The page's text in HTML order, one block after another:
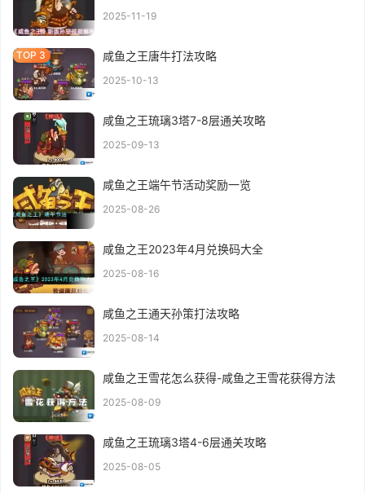
2025-11-19
咸鱼之王唐牛打法攻略
2025-10-13
咸鱼之王琉璃3塔7-8层通关攻略
2025-09-13
咸鱼之王端午节活动奖励一览
2025-08-26
咸鱼之王2023年4月兑换码大全
2025-08-16
咸鱼之王通天孙策打法攻略
2025-08-14
咸鱼之王雪花怎么获得-咸鱼之王雪花获得方法
2025-08-09
咸鱼之王琉璃3塔4-6层通关攻略
2025-08-05